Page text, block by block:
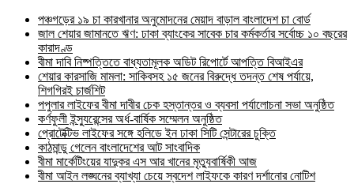
পঞ্চগড়ের ১৯ চা কারখানার অনুমোদনের মেয়াদ বাড়াল বাংলাদেশ চা বোর্ড
জাল শেয়ার জামানতে ঋণ: ঢাকা ব্যাংকের সাবেক চার কর্মকর্তার সর্বোচ্চ ১০ বছরের
কারাদণ্ড
বীমা দাবি নিষ্পত্তিতে বাধ্যতামূলক অডিট রিপোর্টে আপত্তি বিআইএর
শেয়ার কারসাজি মামলা: সাকিবসহ ১৫ জনের বিরুদ্ধে তদন্ত শেষ পর্যায়ে,
শিগগিরই চার্জশিট
পপুলার লাইফের বীমা দাবীর চেক হস্তান্তর ও ব্যবসা পর্যালোচনা সভা অনুষ্ঠিত
কর্ণফুলী ইন্স্যুরেন্সের অর্ধ-বার্ষিক সম্মেলন অনুষ্ঠিত
প্রোটেক্টিভ লাইফের সঙ্গে হলিডে ইন ঢাকা সিটি সেন্টারের চুক্তি
কাঠমান্ডু গেলেন বাংলাদেশের আট সাংবাদিক
বীমা মার্কেটিংয়ের যাদুকর এস আর খানের মৃত্যুবার্ষিকী আজ
বীমা আইন লঙ্ঘনের ব্যাখ্যা চেয়ে স্বদেশ লাইফকে কারণ দর্শানোর নোটিশ